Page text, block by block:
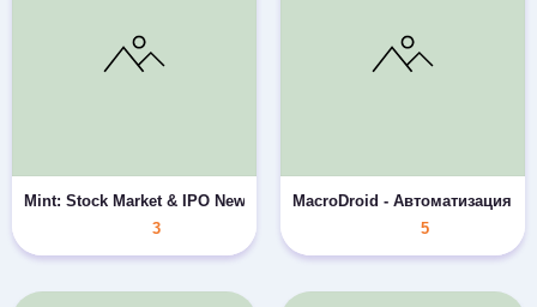
Mint: Stock Market & IPO News
3
MacroDroid - Автоматизация
5